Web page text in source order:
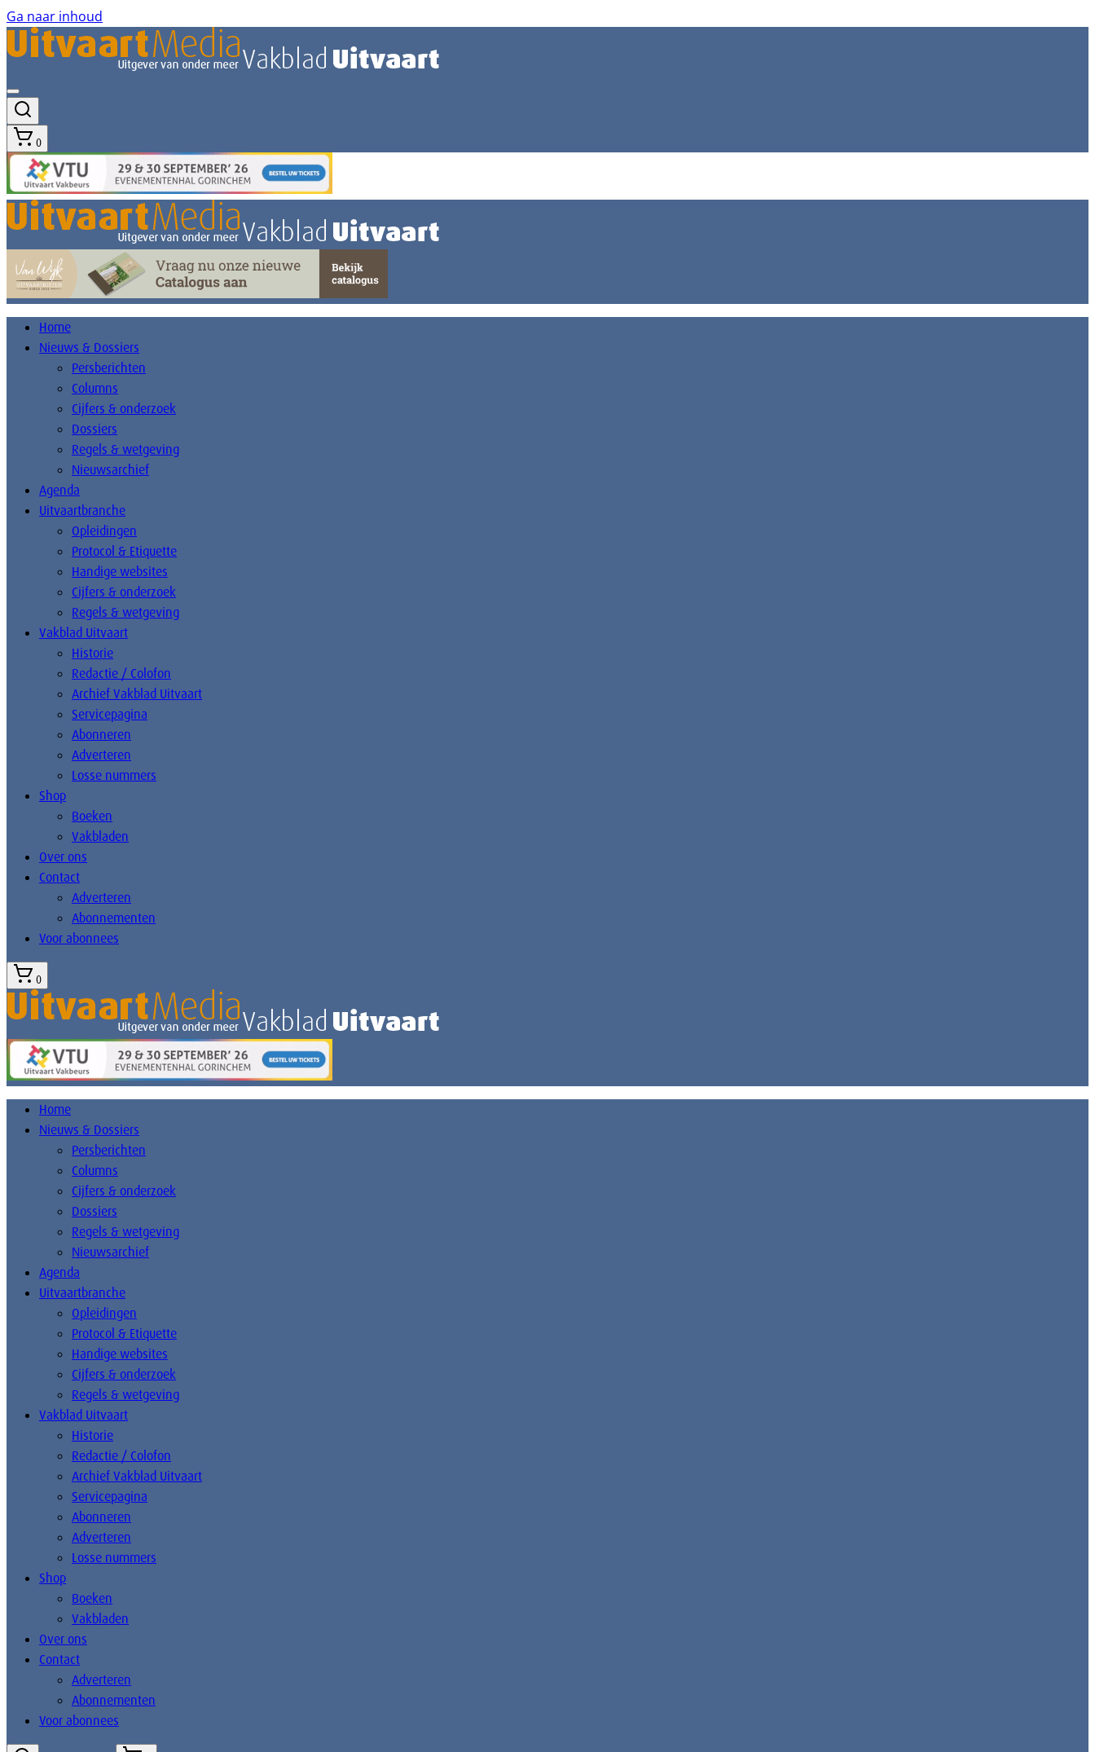
Ga naar inhoud
0
Home
Nieuws & Dossiers
Persberichten
Columns
Cijfers & onderzoek
Dossiers
Regels & wetgeving
Nieuwsarchief
Agenda
Uitvaartbranche
Opleidingen
Protocol & Etiquette
Handige websites
Cijfers & onderzoek
Regels & wetgeving
Vakblad Uitvaart
Historie
Redactie / Colofon
Archief Vakblad Uitvaart
Servicepagina
Abonneren
Adverteren
Losse nummers
Shop
Boeken
Vakbladen
Over ons
Contact
Adverteren
Abonnementen
Voor abonnees
0
Home
Nieuws & Dossiers
Persberichten
Columns
Cijfers & onderzoek
Dossiers
Regels & wetgeving
Nieuwsarchief
Agenda
Uitvaartbranche
Opleidingen
Protocol & Etiquette
Handige websites
Cijfers & onderzoek
Regels & wetgeving
Vakblad Uitvaart
Historie
Redactie / Colofon
Archief Vakblad Uitvaart
Servicepagina
Abonneren
Adverteren
Losse nummers
Shop
Boeken
Vakbladen
Over ons
Contact
Adverteren
Abonnementen
Voor abonnees